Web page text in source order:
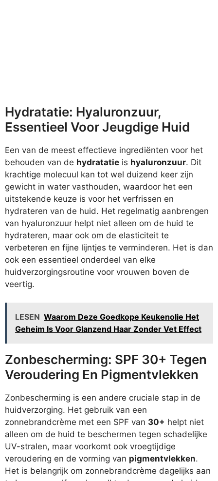
Hydratatie: Hyaluronzuur,
Essentieel Voor Jeugdige Huid
Een van de meest effectieve ingrediënten voor het
behouden van de hydratatie is hyaluronzuur. Dit
krachtige molecuul kan tot wel duizend keer zijn
gewicht in water vasthouden, waardoor het een
uitstekende keuze is voor het verfrissen en
hydrateren van de huid. Het regelmatig aanbrengen
van hyaluronzuur helpt niet alleen om de huid te
hydrateren, maar ook om de elasticiteit te
verbeteren en fijne lijntjes te verminderen. Het is dan
ook een essentieel onderdeel van elke
huidverzorgingsroutine voor vrouwen boven de
veertig.
LESEN Waarom Deze Goedkope Keukenolie Het
Geheim Is Voor Glanzend Haar Zonder Vet Effect
Zonbescherming: SPF 30+ Tegen
Veroudering En Pigmentvlekken
Zonbescherming is een andere cruciale stap in de
huidverzorging. Het gebruik van een
zonnebrandcrème met een SPF van 30+ helpt niet
alleen om de huid te beschermen tegen schadelijke
UV-stralen, maar voorkomt ook vroegtijdige
veroudering en de vorming van pigmentvlekken.
Het is belangrijk om zonnebrandcrème dagelijks aan